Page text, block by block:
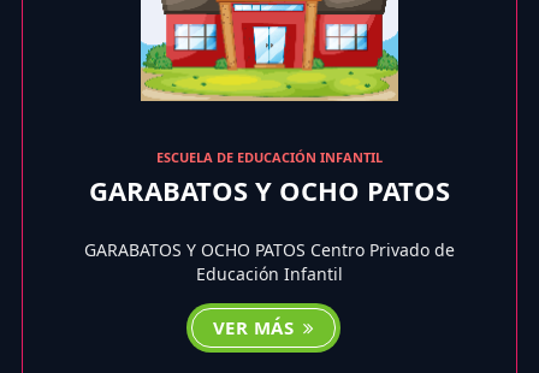
ESCUELA DE EDUCACIÓN INFANTIL
GARABATOS Y OCHO PATOS
GARABATOS Y OCHO PATOS Centro Privado de
Educación Infantil
VER MÁS